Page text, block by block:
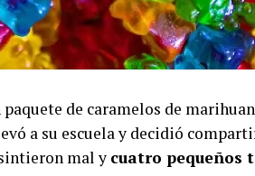
de caramelos de
a su escuela y decidió
mal y cuatro pequeños